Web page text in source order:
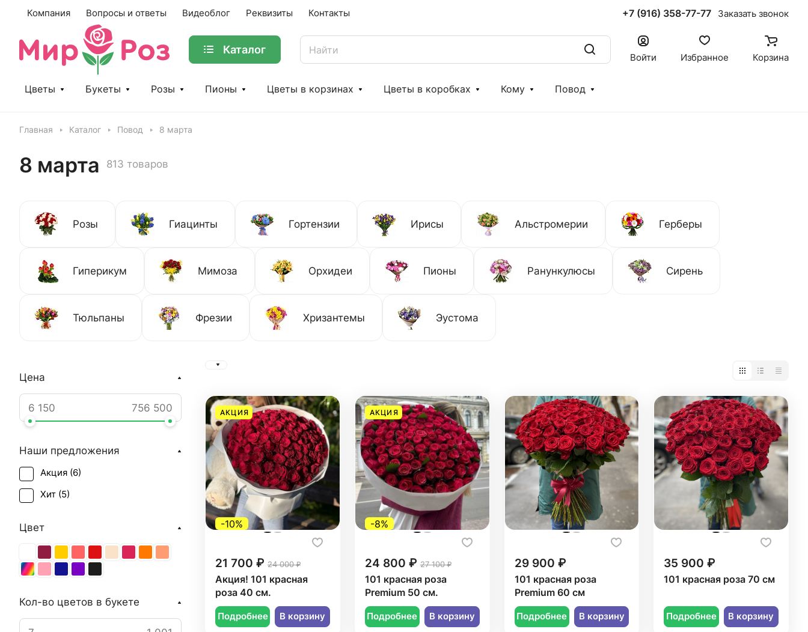
Компания Вопросы и ответы Видеоблог Реквизиты Контакты +7 (916) 358-77-77 Заказать звонок
Каталог
Войти Избранное Корзина
Цветы Букеты Розы Пионы Цветы в корзинах Цветы в коробках Кому Повод
Главная Каталог Повод 8 марта
8 марта 813 товаров
Розы Гиацинты Гортензии Ирисы Альстромерии Герберы
Гиперикум Мимоза Орхидеи Пионы Ранункулюсы Сирень
Тюльпаны Фрезии Хризантемы Эустома
АКЦИЯ
-10%
21 700 ₽ 24 000 ₽
Акция! 101 красная
роза 40 см.
Подробнее В корзину
АКЦИЯ
-8%
24 800 ₽ 27 100 ₽
101 красная роза
Premium 50 см.
Подробнее В корзину
29 900 ₽
101 красная роза
Premium 60 см
Подробнее В корзину
35 900 ₽
101 красная роза 70 см
Подробнее В корзину
Цена
Наши предложения
Акция (6)
Хит (5)
Цвет
Кол-во цветов в букете